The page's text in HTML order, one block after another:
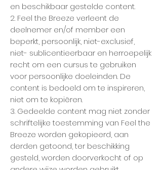
en beschikbaar gestelde content.
2. Feel the Breeze verleent de
deelnemer en/of member een
beperkt, persoonlijk, niet-exclusief,
niet- sublicentieerbaar en herroepelijk
recht om een cursus te gebruiken
voor persoonlijke doeleinden. De
content is bedoeld om te inspireren,
niet om te kopiëren.
3. Gedeelde content mag niet zonder
schriftelijke toestemming van Feel the
Breeze worden gekopieerd, aan
derden getoond, ter beschikking
gesteld, worden doorverkocht of op